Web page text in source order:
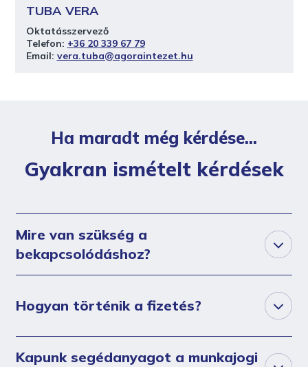
TUBA VERA
Oktatásszervező
Telefon: +36 20 339 67 79
Email: vera.tuba@agoraintezet.hu
Ha maradt még kérdése...
Gyakran ismételt kérdések
Mire van szükség a
bekapcsolódáshoz?
Hogyan történik a fizetés?
Kapunk segédanyagot a munkajogi